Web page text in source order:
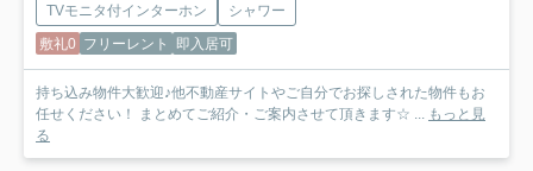
TVモニタ付インターホン
シャワー
敷礼0 フリーレント 即入居可
持ち込み物件大歓迎♪他不動産サイトやご自分でお探しされた物件もお
任せください！ まとめてご紹介・ご案内させて頂きます☆ ...
もっと見
る